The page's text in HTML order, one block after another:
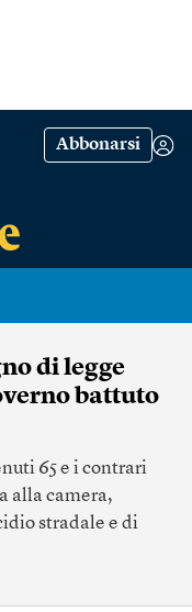
Abbonarsi
di legge
battuto
65 e i contrari
alla camera,
stradale e di